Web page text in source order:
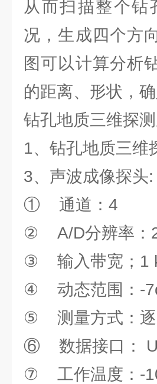
从而扫描整个钻
况，生成四个方
图可以计算分析
的距离、形状，
钻孔地质三维探
1、钻孔地质三维
3、声波成像探头:
① 通道：4
② A/D分辨率：
③ 输入带宽；1
④ 动态范围：-
⑤ 测量方式：逐
⑥ 数据接口：
⑦ 工作温度：-